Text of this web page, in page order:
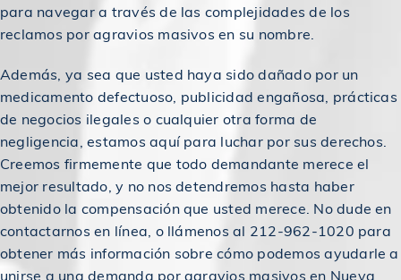
$2,500,000 Premiado en un accidente de construcción
$2,500,000
Otorgado a un trabajador metalúrgico en un
accidente de construcción
$2,500,000 Otorgado en un accidente de coche
$2,500,000 Premiado en un accidente de construcción
Otorgado a una víctima de un accidente de
para navegar a través de las complejidades de los
reclamos por agravios masivos en su nombre.
Además, ya sea que usted haya sido dañado por un
medicamento defectuoso, publicidad engañosa, prácticas
de negocios ilegales o cualquier otra forma de
negligencia, estamos aquí para luchar por sus derechos.
Creemos firmemente que todo demandante merece el
mejor resultado, y no nos detendremos hasta haber
obtenido la compensación que usted merece. No dude en
contactarnos en línea, o llámenos al 212-962-1020 para
obtener más información sobre cómo podemos ayudarle a
unirse a una demanda por agravios masivos en Nueva